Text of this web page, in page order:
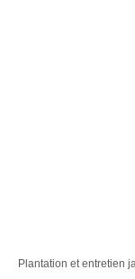
Plantation et entretien